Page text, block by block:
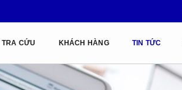
TRA CỨU KHÁCH HÀNG TIN TỨC